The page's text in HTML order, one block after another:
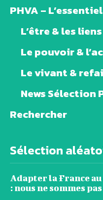
PHVA –
L’être & les liens
Le pouvoir &
Le vivant &
News Sélection
Rechercher
Sélection
Adapter la France
: nous ne sommes